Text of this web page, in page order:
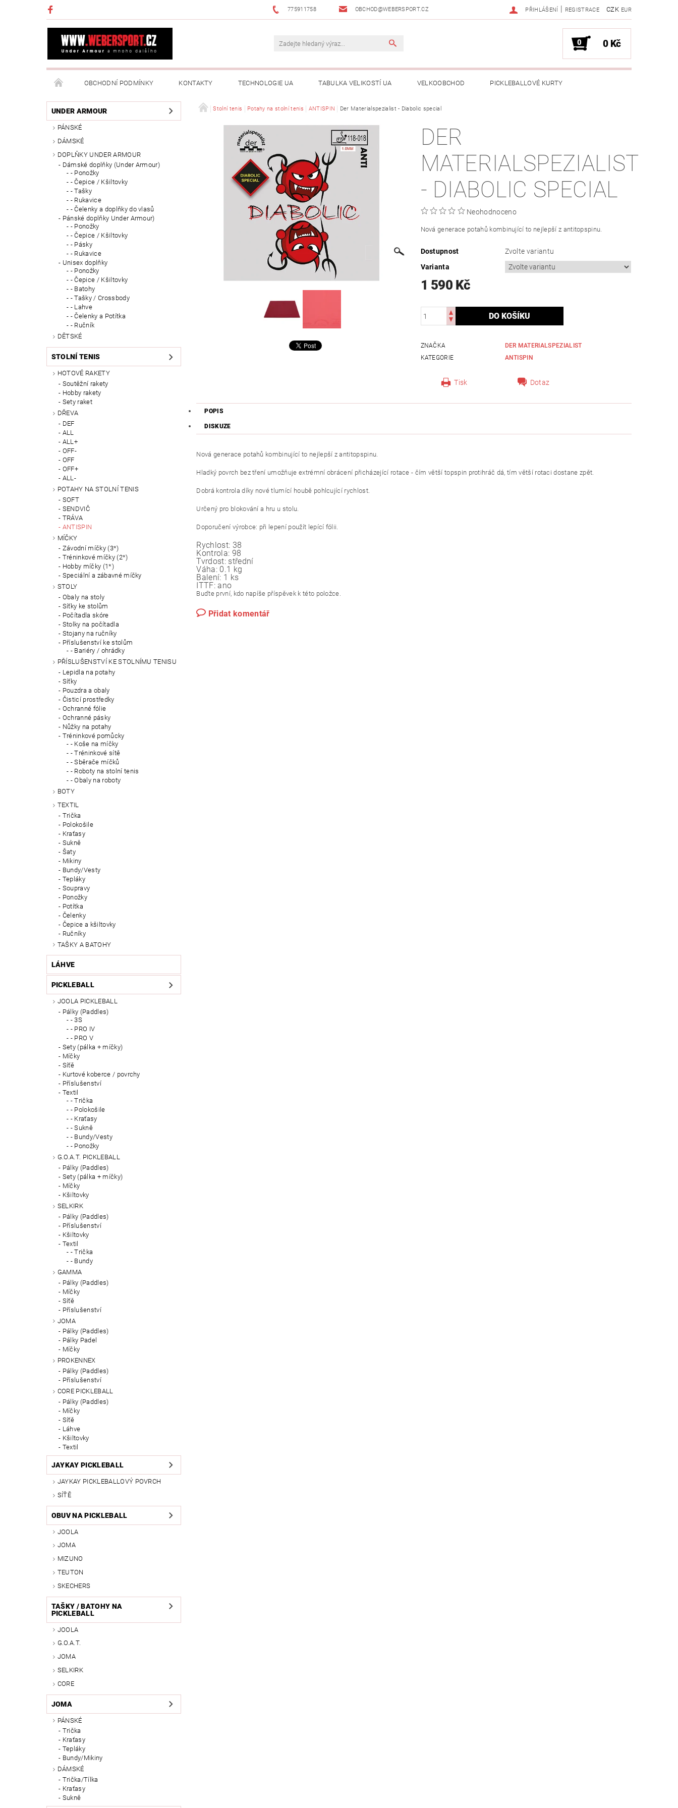
775911758 OBCHOD@WEBERSPORT.CZ CZK EUR
PŘIHLÁŠENÍ | REGISTRACE
0 0 Kč
OBCHODNÍ PODMÍNKY KONTAKTY TECHNOLOGIE UA TABULKA VELIKOSTÍ UA VELKOOBCHOD PICKLEBALLOVÉ KURTY
NAPIŠTE NÁM MOJE OBJEDNÁVKA
UNDER ARMOUR
PÁNSKÉ
DÁMSKÉ
DOPLŇKY UNDER ARMOUR
Dámské doplňky (Under Armour)
- Ponožky
- Čepice / Kšiltovky
- Tašky
- Rukavice
- Čelenky a doplňky do vlasů
Pánské doplňky Under Armour)
- Ponožky
- Čepice / Kšiltovky
- Pásky
- Rukavice
Unisex doplňky
- Ponožky
- Čepice / Kšiltovky
- Batohy
- Tašky / Crossbody
- Lahve
- Čelenky a Potítka
- Ručník
DĚTSKÉ
STOLNÍ TENIS
HOTOVÉ RAKETY
Soutěžní rakety
Hobby rakety
Sety raket
DŘEVA
DEF
ALL
ALL+
OFF-
OFF
OFF+
ALL-
POTAHY NA STOLNÍ TENIS
SOFT
SENDVIČ
TRÁVA
ANTISPIN
MÍČKY
Závodní míčky (3*)
Tréninkové míčky (2*)
Hobby míčky (1*)
Speciální a zábavné míčky
STOLY
Obaly na stoly
Síťky ke stolům
Počítadla skóre
Stolky na počítadla
Stojany na ručníky
Příslušenství ke stolům
- Bariéry / ohrádky
PŘÍSLUŠENSTVÍ KE STOLNÍMU TENISU
Lepidla na potahy
Síťky
Pouzdra a obaly
Čisticí prostředky
Ochranné fólie
Ochranné pásky
Nůžky na potahy
Tréninkové pomůcky
- Koše na míčky
- Tréninkové sítě
- Sběrače míčků
- Roboty na stolní tenis
- Obaly na roboty
BOTY
TEXTIL
Trička
Polokošile
Kraťasy
Sukně
Šaty
Mikiny
Bundy/Vesty
Tepláky
Soupravy
Ponožky
Potítka
Čelenky
Čepice a kšiltovky
Ručníky
TAŠKY A BATOHY
LÁHVE
PICKLEBALL
JOOLA PICKLEBALL
Pálky (Paddles)
- 3S
- PRO IV
- PRO V
Sety (pálka + míčky)
Míčky
Síťě
Kurtové koberce / povrchy
Příslušenství
Textil
- Trička
- Polokošile
- Kraťasy
- Sukně
- Bundy/Vesty
- Ponožky
G.O.A.T. PICKLEBALL
Pálky (Paddles)
Sety (pálka + míčky)
Míčky
Kšiltovky
SELKIRK
Pálky (Paddles)
Příslušenství
Kšiltovky
Textil
- Trička
- Bundy
GAMMA
Pálky (Paddles)
Míčky
Síťě
Příslušenství
JOMA
Pálky (Paddles)
Pálky Padel
Míčky
PROKENNEX
Pálky (Paddles)
Příslušenství
CORE PICKLEBALL
Pálky (Paddles)
Míčky
Síťě
Láhve
Kšiltovky
Textil
JAYKAY PICKLEBALL
JAYKAY PICKLEBALLOVÝ POVRCH
SÍŤĚ
OBUV NA PICKLEBALL
JOOLA
JOMA
MIZUNO
TEUTON
SKECHERS
TAŠKY / BATOHY NA
PICKLEBALL
JOOLA
G.O.A.T.
JOMA
SELKIRK
CORE
JOMA
PÁNSKÉ
Trička
Kraťasy
Tepláky
Bundy/Mikiny
DÁMSKÉ
Trička/Tílka
Kraťasy
Sukně
Stolní tenis Potahy na stolní tenis ANTISPIN Der Materialspezialist - Diabolic special
DER
MATERIALSPEZIALIST
- DIABOLIC SPECIAL
Neohodnoceno
Nová generace potahů kombinující to nejlepší z antitopspinu.
Dostupnost
Zvolte variantu
Varianta
1 590 Kč
ZNAČKA
DER MATERIALSPEZIALIST
KATEGORIE
ANTISPIN
Tisk Dotaz
POPIS
DISKUZE
Nová generace potahů kombinující to nejlepší z antitopspinu.
Hladký povrch bez tření umožňuje extrémní obrácení přicházející rotace - čím větší topspin protihráč dá, tím větší rotaci dostane zpět.
Dobrá kontrola díky nové tlumící houbě pohlcující rychlost.
Určený pro blokování a hru u stolu.
Doporučení výrobce: při lepení použít lepící fólii.
Rychlost: 38
Kontrola: 98
Tvrdost: střední
Váha: 0.1 kg
Balení: 1 ks
ITTF: ano
Buďte první, kdo napíše příspěvek k této položce.
Přidat komentář